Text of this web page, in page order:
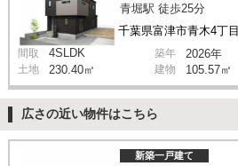
千葉県富津市青木4丁目
青堀駅 徒歩25分
間取 4SLDK 築年 2026年
土地 230.40㎡ 建物 105.57㎡
広さの近い物件はこちら
新築一戸建て